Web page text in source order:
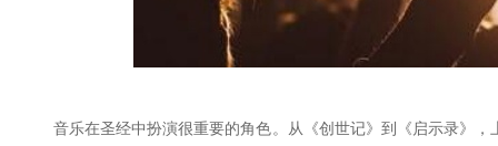
音乐在圣经中扮演很重要的角色。从《创世记》到《启示录》